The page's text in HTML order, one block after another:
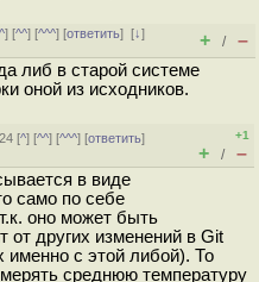
^] [^^] [^^^] [ответить][↓]
+ / –
либ в старой системе
оной из исходников.
[^] [^^] [^^^] [ответить]
+1
+ / –
в виде
само по себе
оно может быть
от других изменений в Git
именно с этой либой). То
среднюю температуру